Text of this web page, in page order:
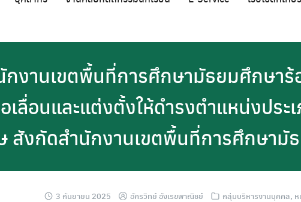
กงานเขตพื้นที่การศึกษามัธยมศึกษาร้
เลื่อนและแต่งตั้งให้ดำรงตำแหน่งปร
สังกัดสำนักงานเขตพื้นที่การศึกษามั
3 กันยายน 2025 อัครวิทย์ อังเรขพาณิชย์ กลุ่มบริหารงานบุคคล, ห